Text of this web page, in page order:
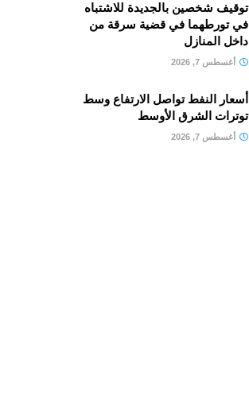
توقيف شخصين بالجديدة للاشتباه
في تورطهما في قضية سرقة من
داخل المنازل
أغسطس 7, 2026
أسعار النفط تواصل الارتفاع وسط
توترات الشرق الأوسط
أغسطس 7, 2026